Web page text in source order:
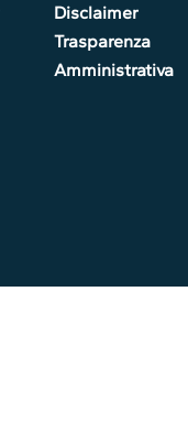
Disclaimer
Trasparenza
Amministrativa